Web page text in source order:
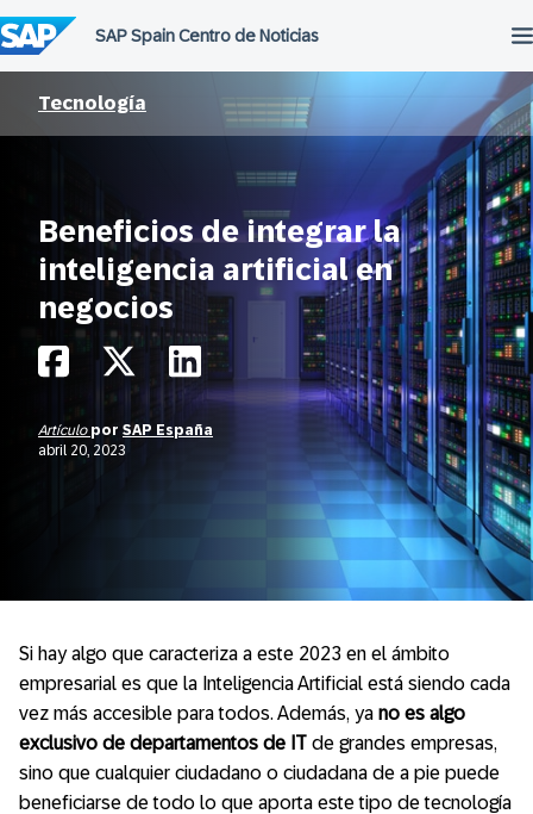
al
contenido
Tecnología
Beneficios de integrar la
inteligencia artificial en
negocios
Artículo por SAP España
abril 20, 2023
Si hay algo que caracteriza a este 2023 en el ámbito
empresarial es que la Inteligencia Artificial está siendo cada
vez más accesible para todos. Además, ya no es algo
exclusivo de departamentos de IT de grandes empresas,
sino que cualquier ciudadano o ciudadana de a pie puede
beneficiarse de todo lo que aporta este tipo de tecnología